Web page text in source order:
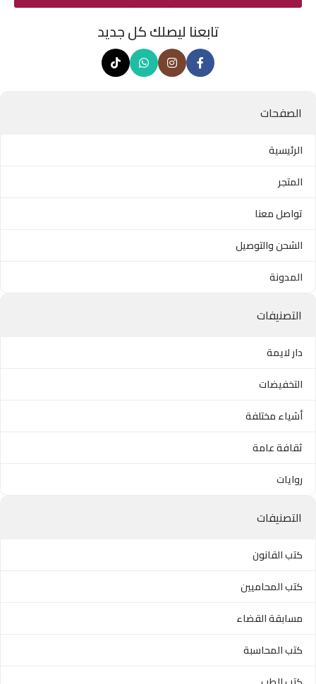
تابعنا ليصلك كل جديد
الصفحات
الرئيسية
المتجر
تواصل معنا
الشحن والتوصيل
المدونة
التصنيفات
دار لايمة
التخفيضات
أشياء مختلفة
ثقافة عامة
روايات
التصنيفات
كتب القانون
كتب المحاميين
مسابقة القضاء
كتب المحاسبة